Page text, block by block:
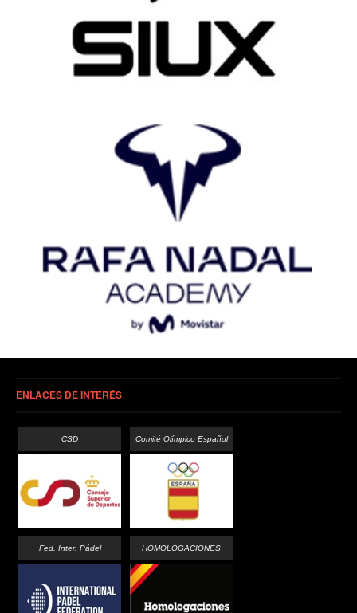
ENLACES DE INTERÉS
CSD Comité Olímpico Español
Fed. Inter. Pádel HOMOLOGACIONES